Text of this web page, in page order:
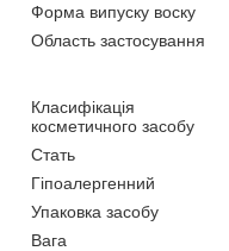
Форма випуску воску
Область застосування
Класифікація
косметичного засобу
Стать
Гіпоалергенний
Упаковка засобу
Вага